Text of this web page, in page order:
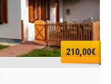
210,00€